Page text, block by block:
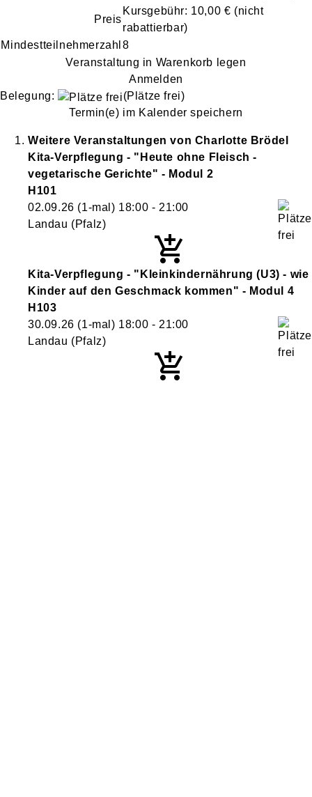
Preis
Kursgebühr: 10,00 € (nicht
rabattierbar)
Mindestteilnehmerzahl 8
Veranstaltung in Warenkorb legen
Anmelden
Belegung:
(Plätze frei)
Termin(e) im Kalender speichern
Weitere Veranstaltungen von Charlotte Brödel
Kita-Verpflegung - "Heute ohne Fleisch -
vegetarische Gerichte" - Modul 2
H101
02.09.26 (1-mal) 18:00 - 21:00
Landau (Pfalz)
Kita-Verpflegung - "Kleinkindernährung (U3) - wie
Kinder auf den Geschmack kommen" - Modul 4
H103
30.09.26 (1-mal) 18:00 - 21:00
Landau (Pfalz)